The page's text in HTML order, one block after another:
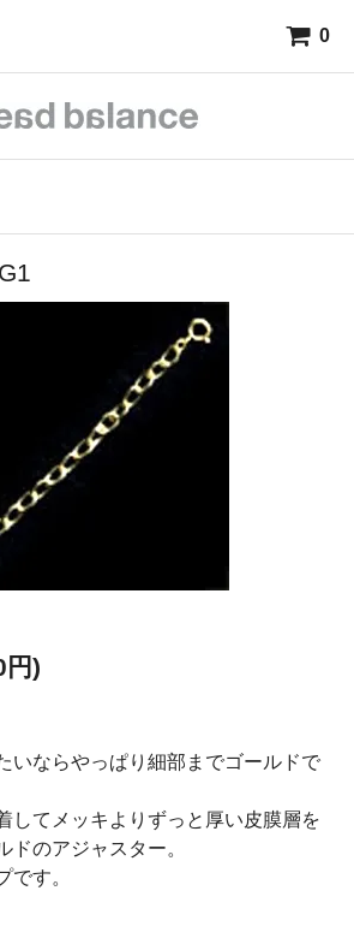
0
円)
いならやっぱり細部までゴールドで
してメッキよりずっと厚い皮膜層を
ドのアジャスター。
です。